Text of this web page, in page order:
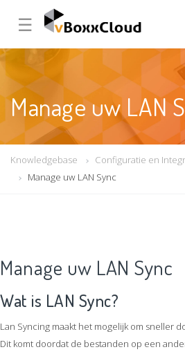
☰
Manage uw LAN
Knowledgebase
Configuratie en
Manage uw LAN Sync
Manage uw LAN Sync
Wat is LAN Sync?
Lan Syncing maakt het mogelijk om sneller
Dit komt doordat de bestanden op een